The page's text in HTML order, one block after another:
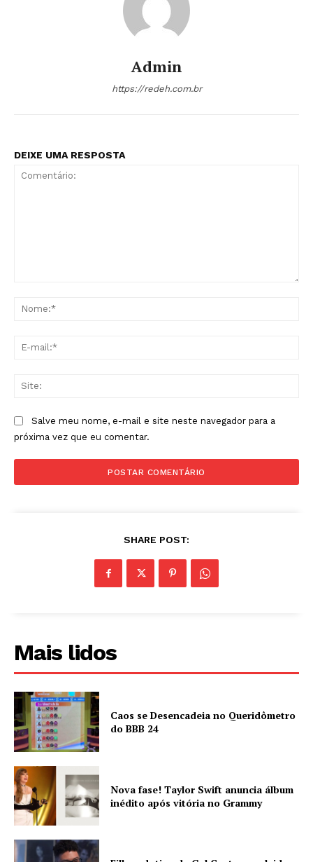
Admin
https://redeh.com.br
DEIXE UMA RESPOSTA
Salve meu nome, e-mail e site neste navegador para a
próxima vez que eu comentar.
SHARE POST:
Mais lidos
Caos se Desencadeia no Queridômetro
do BBB 24
Nova fase! Taylor Swift anuncia álbum
inédito após vitória no Grammy